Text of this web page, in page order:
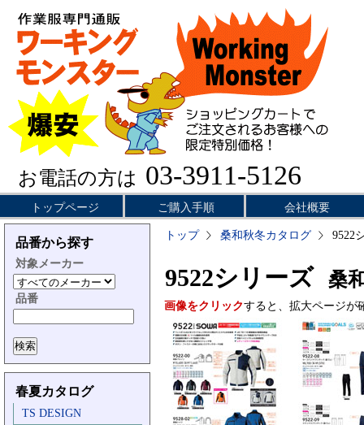
お電話の方は 03-3911-5126
トップページ ご購入手順 会社概要
品番から探す
対象メーカー
品番
春夏カタログ
TS DESIGN
トップ 桑和秋冬カタログ 9522
9522シリーズ 桑
画像をクリックすると、拡大ページが